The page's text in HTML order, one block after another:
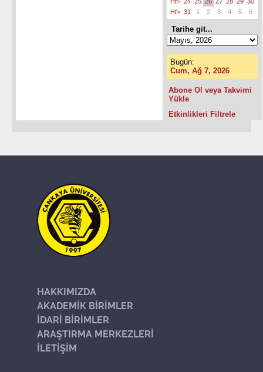
Hf> 31 1 2 3 4 5 6
Tarihe git...
Bugün:
Cum, Ağ 7, 2026
Abone Ol veya Takvimi
Yükle
Etkinlikleri Filtrele
HAKKIMIZDA
AKADEMİK BİRİMLER
İDARİ BİRİMLER
ARAŞTIRMA MERKEZLERİ
İLETİŞİM